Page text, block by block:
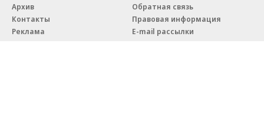
Архив
Контакты
Реклама
Обратная связь
Правовая информация
E-mail рассылки